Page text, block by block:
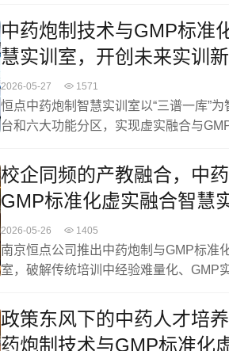
偏与智能督导；MR实训系统提供实时指
系统依托岗位图谱等智能支撑，自动生
该模式全面提升教学与管理效率，有效重
局。
中药炮制技术与GMP标准
慧实训室，开创未来实训
2026-05-27 1571
恒点中药炮制智慧实训室以“三谱一库”
台和六大功能分区，实现虚实融合与
向数据转型，为中药产业输送兼具传统
规意识的高素质技术技能人才。
校企同频的产教融合，中
GMP标准化虚实融合智慧
2026-05-26 1405
南京恒点公司推出中药炮制与GMP标准
室，破解传统培训中经验难量化、GMP
叠加全息参数、AI监控与孪生教师，实现
学情预警。对标国家职业标准，实现“岗
政策东风下的中药人才培
药炮制技术与GMP标准化